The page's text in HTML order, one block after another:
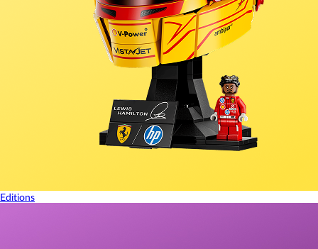
Editions